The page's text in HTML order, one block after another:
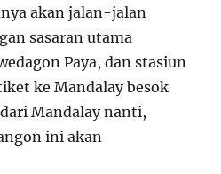
akan jalan-jalan
sasaran utama
Paya, dan stasiun
ke Mandalay besok
Mandalay nanti,
ini akan